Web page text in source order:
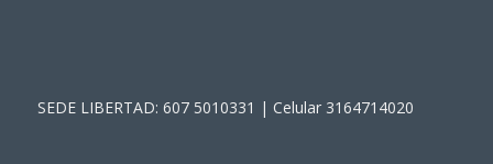
SEDE LIBERTAD: 607 5010331 | Celular 3164714020